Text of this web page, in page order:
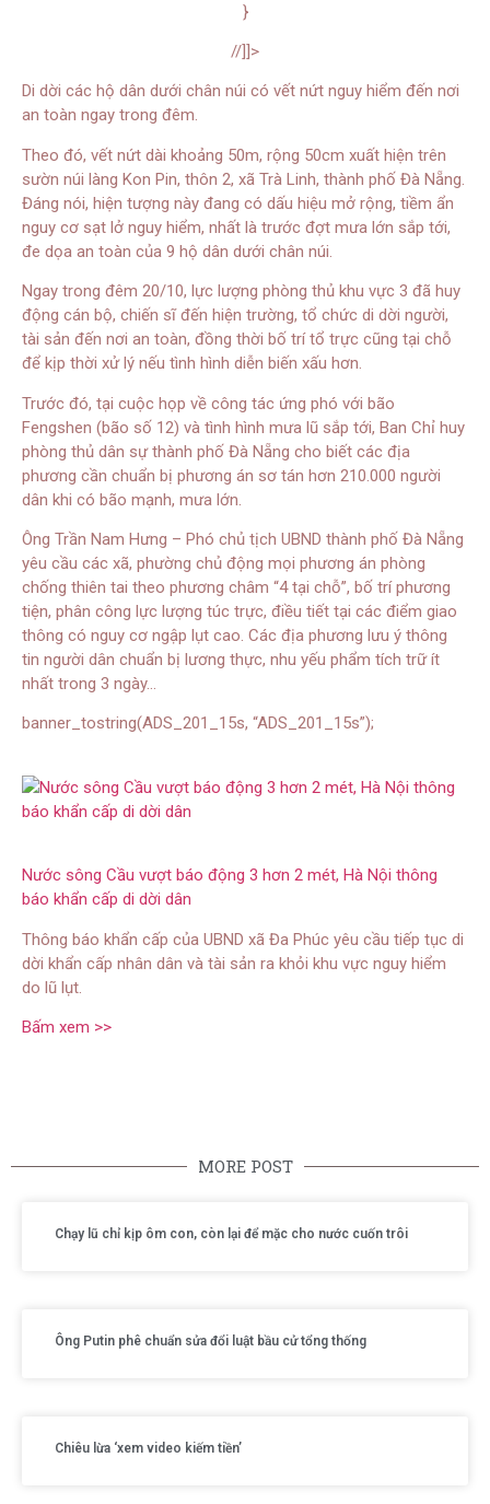
}
//]]>
Di dời các hộ dân dưới chân núi có vết nứt nguy hiểm đến nơi
an toàn ngay trong đêm.
Theo đó, vết nứt dài khoảng 50m, rộng 50cm xuất hiện trên
sườn núi làng Kon Pin, thôn 2, xã Trà Linh, thành phố Đà Nẵng.
Đáng nói, hiện tượng này đang có dấu hiệu mở rộng, tiềm ẩn
nguy cơ sạt lở nguy hiểm, nhất là trước đợt mưa lớn sắp tới,
đe dọa an toàn của 9 hộ dân dưới chân núi.
Ngay trong đêm 20/10, lực lượng phòng thủ khu vực 3 đã huy
động cán bộ, chiến sĩ đến hiện trường, tổ chức di dời người,
tài sản đến nơi an toàn, đồng thời bố trí tổ trực cũng tại chỗ
để kịp thời xử lý nếu tình hình diễn biến xấu hơn.
Trước đó, tại cuộc họp về công tác ứng phó với bão
Fengshen (bão số 12) và tình hình mưa lũ sắp tới, Ban Chỉ huy
phòng thủ dân sự thành phố Đà Nẵng cho biết các địa
phương cần chuẩn bị phương án sơ tán hơn 210.000 người
dân khi có bão mạnh, mưa lớn.
Ông Trần Nam Hưng – Phó chủ tịch UBND thành phố Đà Nẵng
yêu cầu các xã, phường chủ động mọi phương án phòng
chống thiên tai theo phương châm “4 tại chỗ”, bố trí phương
tiện, phân công lực lượng túc trực, điều tiết tại các điểm giao
thông có nguy cơ ngập lụt cao. Các địa phương lưu ý thông
tin người dân chuẩn bị lương thực, nhu yếu phẩm tích trữ ít
nhất trong 3 ngày…
banner_tostring(ADS_201_15s, “ADS_201_15s”);
Nước sông Cầu vượt báo động 3 hơn 2 mét, Hà Nội thông
báo khẩn cấp di dời dân
Thông báo khẩn cấp của UBND xã Đa Phúc yêu cầu tiếp tục di
dời khẩn cấp nhân dân và tài sản ra khỏi khu vực nguy hiểm
do lũ lụt.
Bấm xem >>
MORE POST
Chạy lũ chỉ kịp ôm con, còn lại để mặc cho nước cuốn trôi
Ông Putin phê chuẩn sửa đổi luật bầu cử tổng thống
Chiêu lừa ‘xem video kiếm tiền’